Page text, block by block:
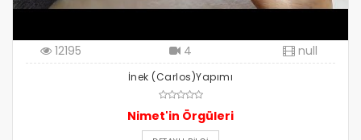
12195 4 null
İnek (Carlos)Yapımı
Nimet'in Örgüleri